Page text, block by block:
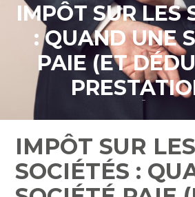
IMPÔT SUR LES
: QUAND UNE
PAIE (ET
IMPÔT SUR LES
SOCIÉTÉS :